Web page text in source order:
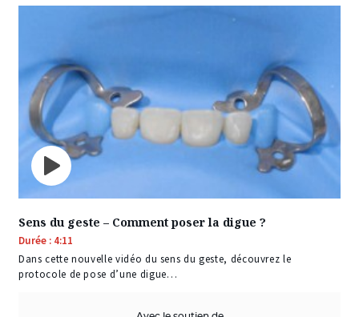
Sens du geste – Comment poser la digue ?
Durée : 4:11
Dans cette nouvelle vidéo du sens du geste, découvrez le
protocole de pose d’une digue…